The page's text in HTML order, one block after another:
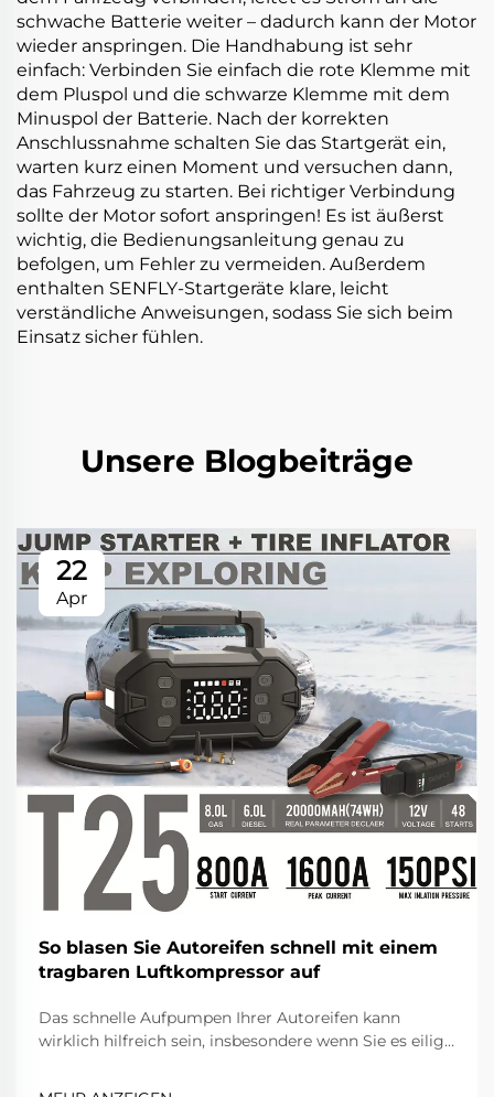
schwache Batterie weiter – dadurch kann der Motor
wieder anspringen. Die Handhabung ist sehr
einfach: Verbinden Sie einfach die rote Klemme mit
dem Pluspol und die schwarze Klemme mit dem
Minuspol der Batterie. Nach der korrekten
Anschlussnahme schalten Sie das Startgerät ein,
warten kurz einen Moment und versuchen dann,
das Fahrzeug zu starten. Bei richtiger Verbindung
sollte der Motor sofort anspringen! Es ist äußerst
wichtig, die Bedienungsanleitung genau zu
befolgen, um Fehler zu vermeiden. Außerdem
enthalten SENFLY-Startgeräte klare, leicht
verständliche Anweisungen, sodass Sie sich beim
Einsatz sicher fühlen.
Unsere Blogbeiträge
22
Apr
So blasen Sie Autoreifen schnell mit einem
tragbaren Luftkompressor auf
Das schnelle Aufpumpen Ihrer Autoreifen kann
wirklich hilfreich sein, insbesondere wenn Sie es eilig